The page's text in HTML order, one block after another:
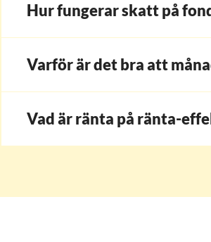
Hur fungerar skatt på
Varför är det bra att
Vad är ränta på ränta-